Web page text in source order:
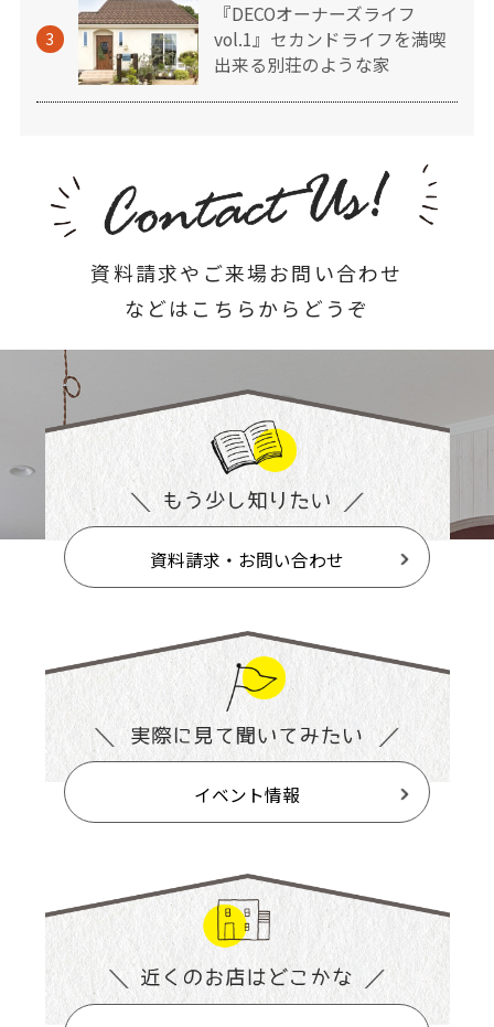
3
『DECOオーナーズライフ
vol.1』セカンドライフを満喫
出来る別荘のような家
資料請求やご来場お問い合わせ
などはこちらからどうぞ
資料請求・お問い合わせ
イベント情報